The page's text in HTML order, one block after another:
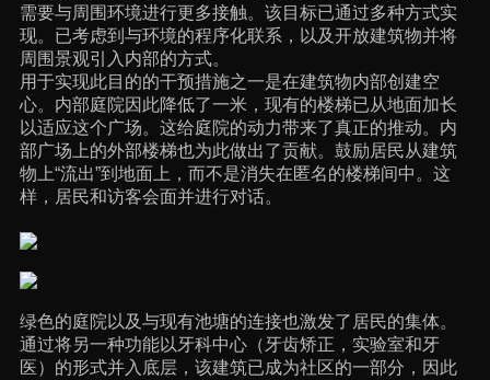
需要与周围环境进行更多接触。该目标已通过多种方式实
现。已考虑到与环境的程序化联系，以及开放建筑物并将
周围景观引入内部的方式。
用于实现此目的的干预措施之一是在建筑物内部创建空
心。内部庭院因此降低了一米，现有的楼梯已从地面加长
以适应这个广场。这给庭院的动力带来了真正的推动。内
部广场上的外部楼梯也为此做出了贡献。鼓励居民从建筑
物上“流出”到地面上，而不是消失在匿名的楼梯间中。这
样，居民和访客会面并进行对话。
绿色的庭院以及与现有池塘的连接也激发了居民的集体。
通过将另一种功能以牙科中心（牙齿矫正，实验室和牙
医）的形式并入底层，该建筑已成为社区的一部分，因此